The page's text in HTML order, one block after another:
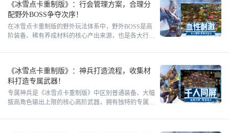
《冰雪点卡重制版》：行会管理方案，合理分
配野外BOSS争夺次序！
在冰雪点卡重制版的野外玩法体系中，野外BOSS是高
阶装备、稀有养成材料的核心产出来源，也是各大行会
冲突、资源浪费
《冰雪点卡重制版》：神兵打造流程，收集材
料打造专属武器！
专属神兵是《冰雪点卡重制版》中区别普通装备、大幅
拔高角色输出上限的核心高阶武器，拥有独特的专属词
常规掉落武器，神